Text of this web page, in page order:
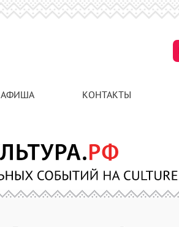
АФИША КОНТАКТЫ